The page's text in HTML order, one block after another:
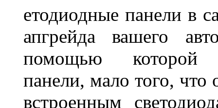
етодиодные панели в
апгрейда вашего
помощью
панели, мало того, что
встроенным